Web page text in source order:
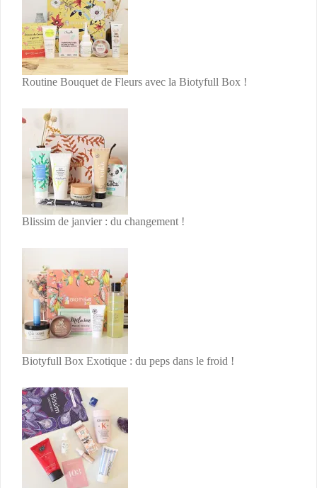
Routine Bouquet de Fleurs avec la Biotyfull Box !
Blissim de janvier : du changement !
Biotyfull Box Exotique : du peps dans le froid !